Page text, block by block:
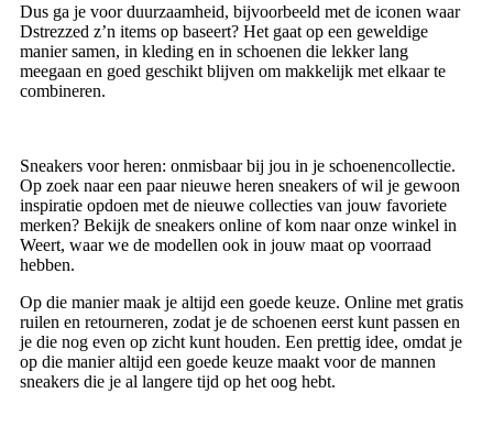
Dus ga je voor duurzaamheid, bijvoorbeeld met de iconen waar
Dstrezzed z’n items op baseert? Het gaat op een geweldige
manier samen, in kleding en in schoenen die lekker lang
meegaan en goed geschikt blijven om makkelijk met elkaar te
combineren.
Sneakers voor heren: onmisbaar bij jou in je schoenencollectie.
Op zoek naar een paar nieuwe heren sneakers of wil je gewoon
inspiratie opdoen met de nieuwe collecties van jouw favoriete
merken? Bekijk de sneakers online of kom naar onze winkel in
Weert, waar we de modellen ook in jouw maat op voorraad
hebben.
Op die manier maak je altijd een goede keuze. Online met gratis
ruilen en retourneren, zodat je de schoenen eerst kunt passen en
je die nog even op zicht kunt houden. Een prettig idee, omdat je
op die manier altijd een goede keuze maakt voor de mannen
sneakers die je al langere tijd op het oog hebt.